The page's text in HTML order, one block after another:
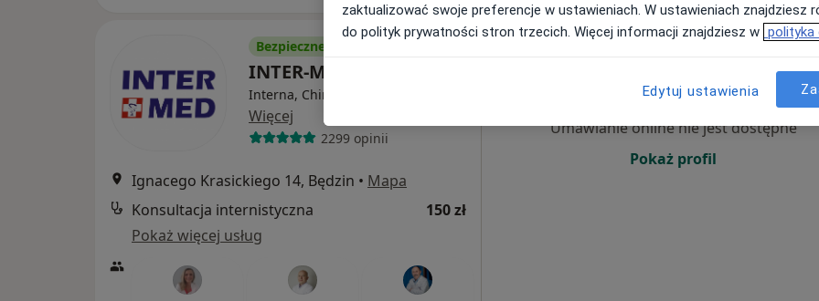
Bezpieczne płatności
INTER-MED BĘDZIN
Interna, Chirurgia, Okulistyka
Więcej
2299 opinii
Ignacego Krasickiego 14, Będzin • Mapa
Konsultacja internistyczna
150 zł
Pokaż więcej usług
Ndz, Pon,
Umawianie online nie jest dostępne
Pokaż profil
zaktualizować swoje preferencje w ustawieniach. W ustawieniach znajdziesz
do polityk prywatności stron trzecich. Więcej informacji znajdziesz w polityka
Edytuj ustawienia